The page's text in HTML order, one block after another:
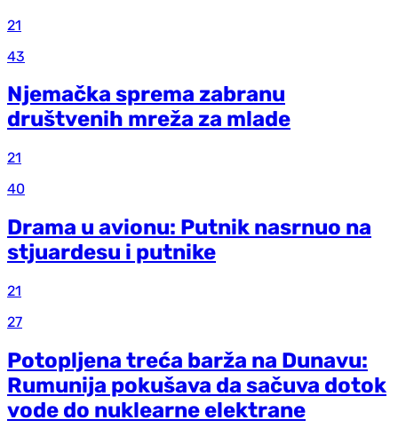
21
43
Njemačka sprema zabranu
društvenih mreža za mlade
21
40
Drama u avionu: Putnik nasrnuo na
stjuardesu i putnike
21
27
Potopljena treća barža na Dunavu:
Rumunija pokušava da sačuva dotok
vode do nuklearne elektrane